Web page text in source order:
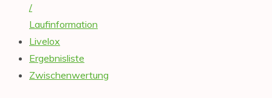
/
Laufinformation
Livelox
Ergebnisliste
Zwischenwertung